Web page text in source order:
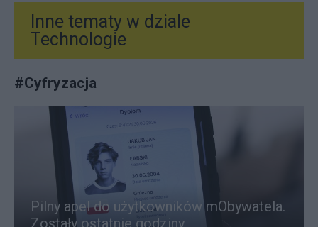
Inne tematy w dziale
Technologie
#Cyfryzacja
Pilny apel do użytkowników mObywatela.
Zostały ostatnie godziny